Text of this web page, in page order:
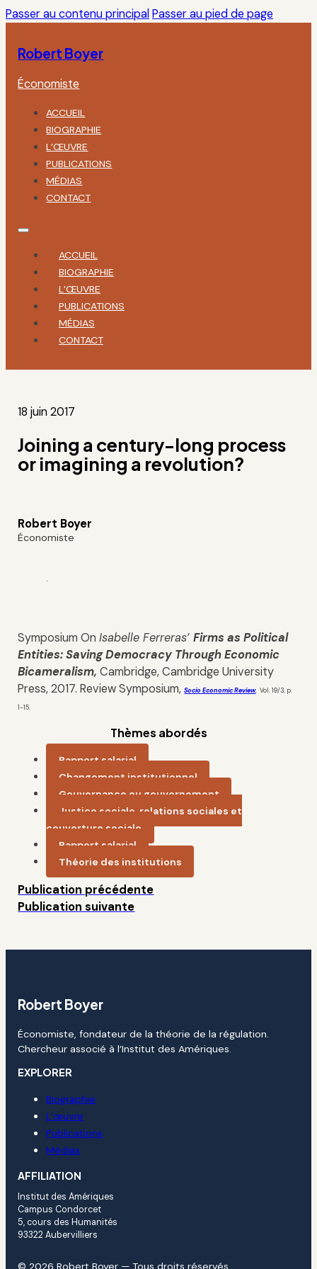
Passer au contenu principal Passer au pied de page
Robert Boyer
Économiste
ACCUEIL
BIOGRAPHIE
L’ŒUVRE
PUBLICATIONS
MÉDIAS
CONTACT
ACCUEIL
BIOGRAPHIE
L’ŒUVRE
PUBLICATIONS
MÉDIAS
CONTACT
18 juin 2017
Joining a century-long process
or imagining a revolution?
Robert Boyer
Économiste
Symposium OnIsabelle Ferreras’Firms as Political
Entities: Saving Democracy Through Economic
Bicameralism,Cambridge, Cambridge University
Press, 2017. Review Symposium,Socio Economic Review, Vol. 19/3, p.
1-15.
Thèmes abordés
Rapport salarial
Changement institutionnel
Gouvernance ou gouvernement
Justice sociale, relations sociales et
couverture sociale
Rapport salarial
Théorie des institutions
Publication précédente
Publication suivante
Robert Boyer
Économiste, fondateur de la théorie de la régulation.
Chercheur associé à l’Institut des Amériques.
EXPLORER
Biographie
L’œuvre
Publications
Médias
AFFILIATION
Institut des Amériques
Campus Condorcet
5, cours des Humanités
93322 Aubervilliers
© 2026 Robert Boyer — Tous droits réservés